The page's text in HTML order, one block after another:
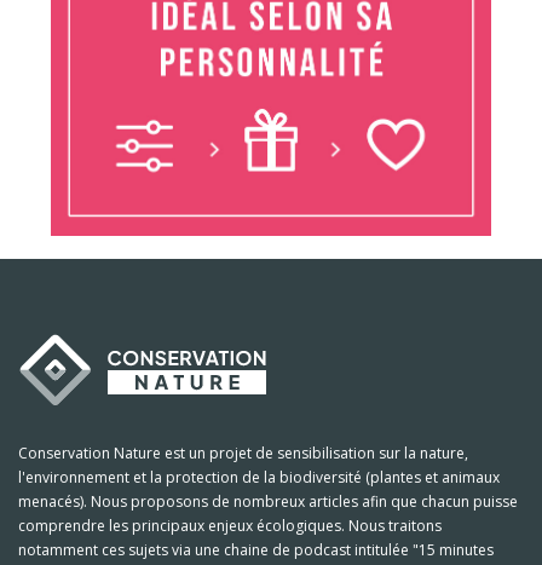
Conservation Nature est un projet de sensibilisation sur la nature,
l'environnement et la protection de la biodiversité (plantes et animaux
menacés). Nous proposons de nombreux articles afin que chacun puisse
comprendre les principaux enjeux écologiques. Nous traitons
notamment ces sujets via une chaine de podcast intitulée "15 minutes